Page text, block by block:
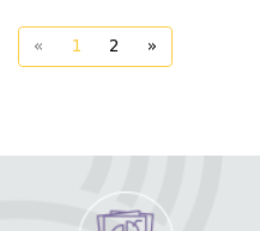
« 1 2 »